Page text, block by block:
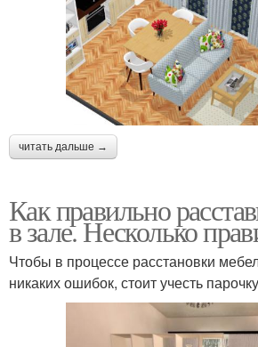
читать дальше →
Как правильно
в зале. Несколько
Чтобы в процессе расстановки
никаких ошибок, стоит учесть